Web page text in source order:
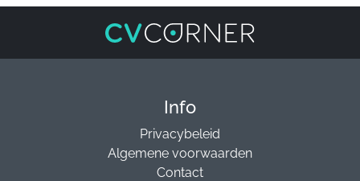
Info
Privacybeleid
Algemene voorwaarden
Contact